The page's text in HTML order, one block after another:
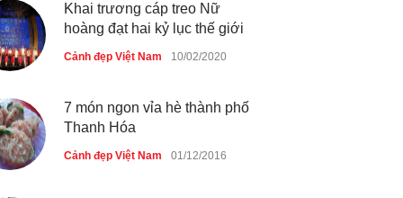
Khai trương cáp treo Nữ
hoàng đạt hai kỷ lục thế giới
Cảnh đẹp Việt Nam 10/02/2020
7 món ngon vỉa hè thành phố
Thanh Hóa
Cảnh đẹp Việt Nam 01/12/2016